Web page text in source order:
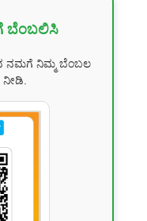
ಬೆಂಬಲಿಸಿ
ನಮಗೆ ನಿಮ್ಮ ಬೆಂಬಲ